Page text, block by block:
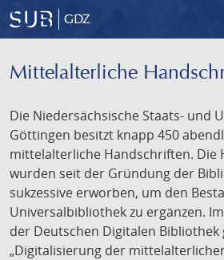
GDZ
Mittelalterliche
Die Niedersächsische Staats- und
Göttingen besitzt knapp 450
mittelalterliche Handschriften. Die
wurden seit der Gründung der
sukzessive erworben, um den
Universalbibliothek zu ergänzen.
der Deutschen Digitalen
„Digitalisierung der